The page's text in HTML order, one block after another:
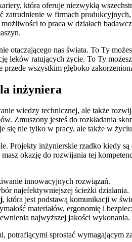
która oferuje niezwykłą
zatrudnienie w firmach
to praca w działach
otaczającego nas świata. To Ty
leków ratujących życie. To Ty
wszystkim głęboko
inżyniera
wiedzy technicznej, ale także
Zmuszony jesteś do rozkładania
się nie tylko w pracy, ale także w
Projekty inżynierskie rzadko kiedy
okazję do rozwijania tej
innowacyjnych rozwiązań.
najefektywniejszej ścieżki działania.
, która jest podstawą komunikacji w
materiałów, ergonomię i
najwyższej jakości wykonania.
potrafiącymi sprostać wymagającym